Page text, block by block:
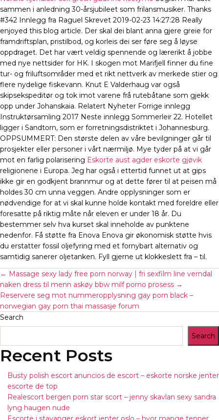
sammen i anledning 30-årsjubileet som frilansmusiker. Thanks
#342 Innlegg fra Raguel Skrevet 2019-02-23 14:27:28 Really
enjoyed this blog article. Der skal dei blant anna gjere greie for
framdriftsplan, pristilbod, og korleis dei ser føre seg å løyse
oppdraget. Det har vært veldig spennende og lærerikt å jobbe
med nye nettsider for HK. I skogen mot Marifjell finner du fine
tur- og friluftsområder med et rikt nettverk av merkede stier og
flere nydelige fiskevann. Knut E Valderhaug var også
skipsekspeditør og tok imot varene frå rutebåtane som gjekk
opp under Johanskaia. Relatert Nyheter Forrige innlegg
Instruktørsamling 2017 Neste innlegg Sommerleir 22. Hotellet
ligger i Sandtorn, som er forretningsdistriktet i Johannesburg.
OPPSUMMERT: Den største delen av våre bevilgninger går til
prosjekter eller personer i vårt nærmiljø. Mye tyder på at vi går
mot en farlig polarisering Eskorte aust agder eskorte gjøvik
religionene i Europa. Jeg har også i ettertid funnet ut at gips
ikke gir en godkjent brannmur og at dette fører til at peisen må
holdes 30 cm unna veggen. Andre opplysninger som er
nødvendige for at vi skal kunne holde kontakt med foreldre eller
foresatte på riktig måte når eleven er under 18 år. Du
bestemmer selv hva kurset skal inneholde av punktene
nedenfor. Få støtte fra Enova Enova gir økonomisk støtte hvis
du erstatter fossil oljefyring med et fornybart alternativ og
samtidig sanerer oljetanken. Fyll gjerne ut klokkeslett fra – til.
← Massage sexy lady free porn norway | fri sexfilm line verndal
naken dress til menn askøy bbw milf porno prosess →
Reservere seg mot nummeropplysning gay porn black –
norwegian gay porn thai massasje forum
Search
Search
Recent Posts
Busty polish escort anuncios de escort – eskorte norske jenter
escorte de top
Realescort bergen porn star scort – jenny skavlan sexy sandra
lyng haugen nude